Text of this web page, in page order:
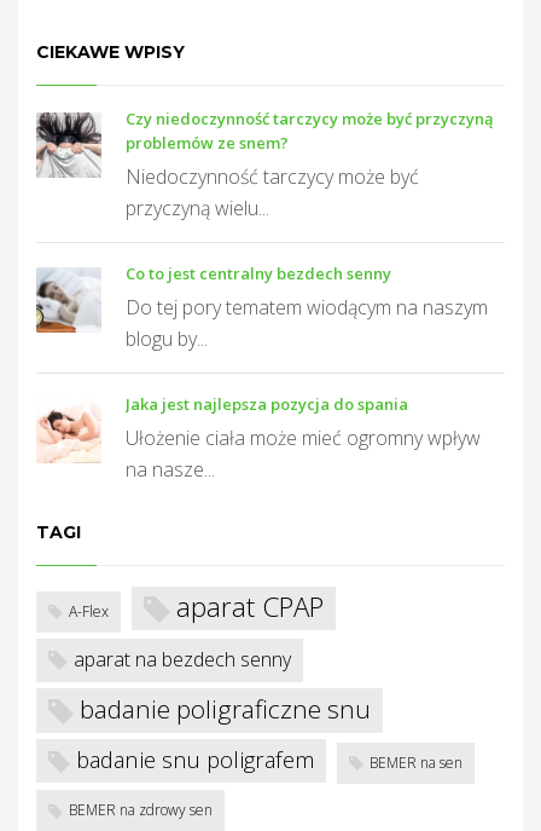
CIEKAWE WPISY
Czy niedoczynność tarczycy może być przyczyną
problemów ze snem?
Niedoczynność tarczycy może być
przyczyną wielu...
Co to jest centralny bezdech senny
Do tej pory tematem wiodącym na naszym
blogu by...
Jaka jest najlepsza pozycja do spania
Ułożenie ciała może mieć ogromny wpływ
na nasze...
TAGI
A-Flex aparat CPAP
aparat na bezdech senny
badanie poligraficzne snu
badanie snu poligrafem BEMER na sen
BEMER na zdrowy sen